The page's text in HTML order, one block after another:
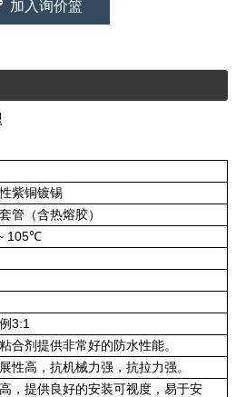
加入询价篮
紫铜镀锡
管（含热熔胶）
105℃
3:1
合剂提供非常好的防水性能。
性高，抗机械力强，抗拉力强。
，提供良好的安装可视度，易于安